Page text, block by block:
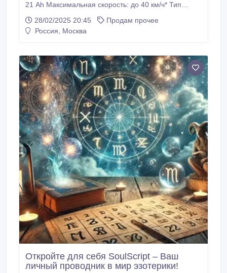
21 Ah Максимальная скорость: до 40 км/ч* Тип
28/02/2025 20:45
Продам прочее
Россия, Москва
Откройте для себя SoulScript – Ваш
личный проводник в мир эзотерики!